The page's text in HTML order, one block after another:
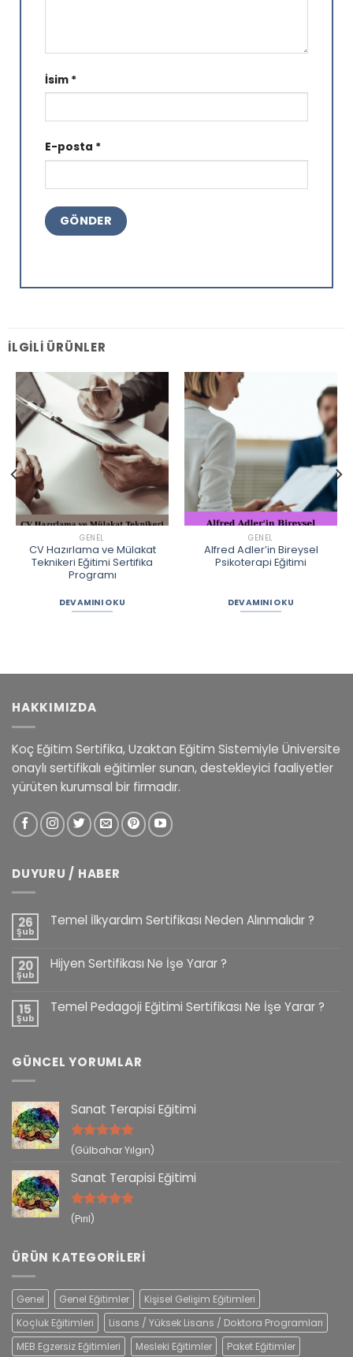
İsim *
E-posta *
İLGILI ÜRÜNLER
GENEL
CV Hazırlama ve Mülakat
Teknikeri Eğitimi Sertifika
Programı
DEVAMINI OKU
GENEL
Alfred Adler’in Bireysel
Psikoterapi Eğitimi
DEVAMINI OKU
HAKKIMIZDA
Koç Eğitim Sertifika, Uzaktan Eğitim Sistemiyle Üniversite
onaylı sertifikalı eğitimler sunan, destekleyici faaliyetler
yürüten kurumsal bir firmadır.
DUYURU / HABER
26
Şub
Temel İlkyardım Sertifikası Neden Alınmalıdır ?
20
Şub
Hijyen Sertifikası Ne İşe Yarar ?
15
Şub
Temel Pedagoji Eğitimi Sertifikası Ne İşe Yarar ?
GÜNCEL YORUMLAR
Sanat Terapisi Eğitimi
5 üzerinden
(Gülbahar Yılgın)
Sanat Terapisi Eğitimi
5 üzerinden
(Pırıl)
ÜRÜN KATEGORILERI
Genel Genel Eğitimler
Kişisel Gelişim Eğitimleri
Koçluk Eğitimleri
Lisans / Yüksek Lisans / Doktora Programları
MEB Egzersiz Eğitimleri
Mesleki Eğitimler Paket Eğitimler